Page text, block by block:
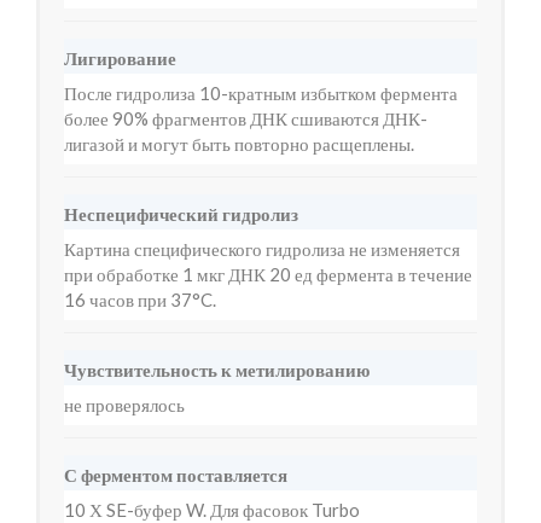
Лигирование
После гидролиза 10-кратным избытком фермента
более 90% фрагментов ДНК сшиваются ДНК-
лигазой и могут быть повторно расщеплены.
Неспецифический гидролиз
Картина специфического гидролиза не изменяется
при обработке 1 мкг ДНК 20 ед фермента в течение
16 часов при 37°C.
Чувствительность к метилированию
не проверялось
С ферментом поставляется
10 Х SE-буфер W. Для фасовок Turbo